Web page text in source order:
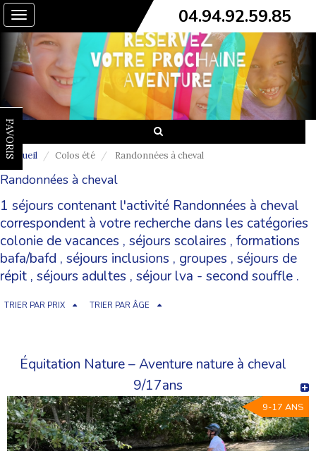
Toggle
navigation
04.94.92.59.85
FAVORIS
Accueil Colos été Randonnées à cheval
Randonnées à cheval
1 séjours contenant l'activité Randonnées à cheval
correspondent à votre recherche dans les catégories
colonie de vacances , séjours scolaires , formations
bafa/bafd , séjours inclusions , groupes , séjours de
répit , séjours adultes , séjour lva - second souffle .
TRIER PAR PRIX TRIER PAR ÂGE
Équitation Nature – Aventure nature à cheval
9/17ans
9-17 ANS